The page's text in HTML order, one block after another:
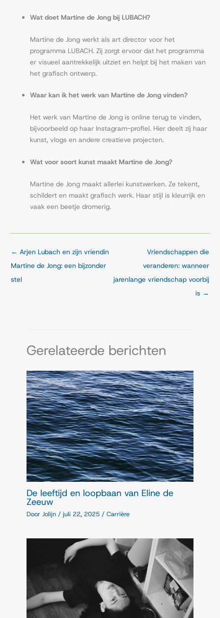
Wat doet Martine de Jong bij LUBACH?
Martine de Jong werkt als art director voor het
programma LUBACH. Zij zorgt ervoor dat het programma
er visueel aantrekkelijk uitziet en helpt bij het maken van
het grafisch ontwerp.
Waar kan ik het werk van Martine de Jong vinden?
Het werk van Martine de Jong is online terug te vinden,
bijvoorbeeld op haar Instagram-profiel. Hier deelt zij haar
kunst, vlogs en andere creatieve projecten.
Wat voor soort kunst maakt Martine de Jong?
Martine de Jong maakt allerlei kunstwerken. Ze tekent,
schildert en maakt grafisch werk. Haar stijl is kleurrijk en
vaak een beetje dromerig.
← Arjen Lubach en zijn vriendin
Martine de Jong: een bijzonder
stel
Vriendschappen die
veranderen: wanneer
jarenlange vriendschap voorbij
is →
Gerelateerde berichten
De leeftijd en loopbaan van Eline de
Zeeuw
Door Jolijn /juli 22, 2025 /Carrière